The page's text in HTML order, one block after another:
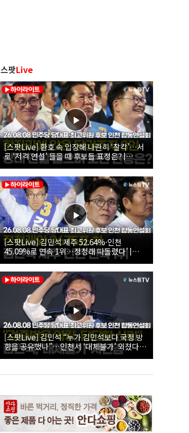
스팟Live
[스팟Live] 환호 속 입장해 나란히 ‘찰칵’…서
로 ‘저격 연설’ 들을 때 후보들 표정은? |
26.08.08 더불어민주당 당대표·최고위원 후
보 인천 합동연설회
[스팟Live] 김민석 제주 52.64%·인천
45.09%로 연속 1위…정청래 따돌렸다’ |
26.08.08 더불어민주당 당대표·최고위원 후
보 인천 합동연설회
[스팟Live] 김민석 “누가 김민석보다 국정 방
향을 공유했나”…인천서 ‘대체불가’ 외쳤다 |
26.08.08 더불어민주당 당대표·최고위원 후